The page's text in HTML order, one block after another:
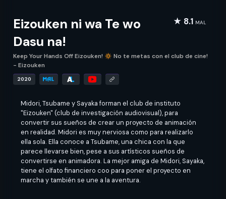
★ 8.1 MAL
Eizouken ni wa Te wo
Dasu na!
Keep Your Hands Off Eizouken! 🔅 No te metas con el club de cine!
- Eizouken
2020
Midori, Tsubame y Sayaka forman el club de instituto
"Eizouken" (club de investigación audiovisual), para
convertir sus sueños de crear un proyecto de animación
en realidad. Midori es muy nerviosa como para realizarlo
ella sola. Ella conoce a Tsubame, una chica con la que
parece llevarse bien, pese a sus artísticos sueños de
convertirse en animadora. La mejor amiga de Midori, Sayaka,
tiene el olfato financiero coo para poner el proyecto en
marcha y también se une a la aventura.